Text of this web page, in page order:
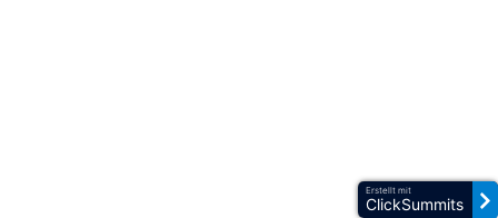
Erstellt mit
ClickSummits